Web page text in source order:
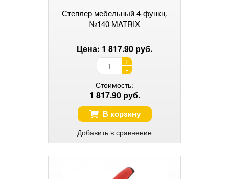
Степлер мебельный 4-функц.
№140 MATRIX
Цена: 1 817.90 руб.
+
-
Стоимость:
1 817.90 руб.
В корзину
Добавить в сравнение